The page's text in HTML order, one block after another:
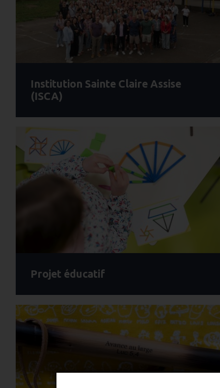
Institution Sainte Claire Assise
(ISCA)
Projet éducatif